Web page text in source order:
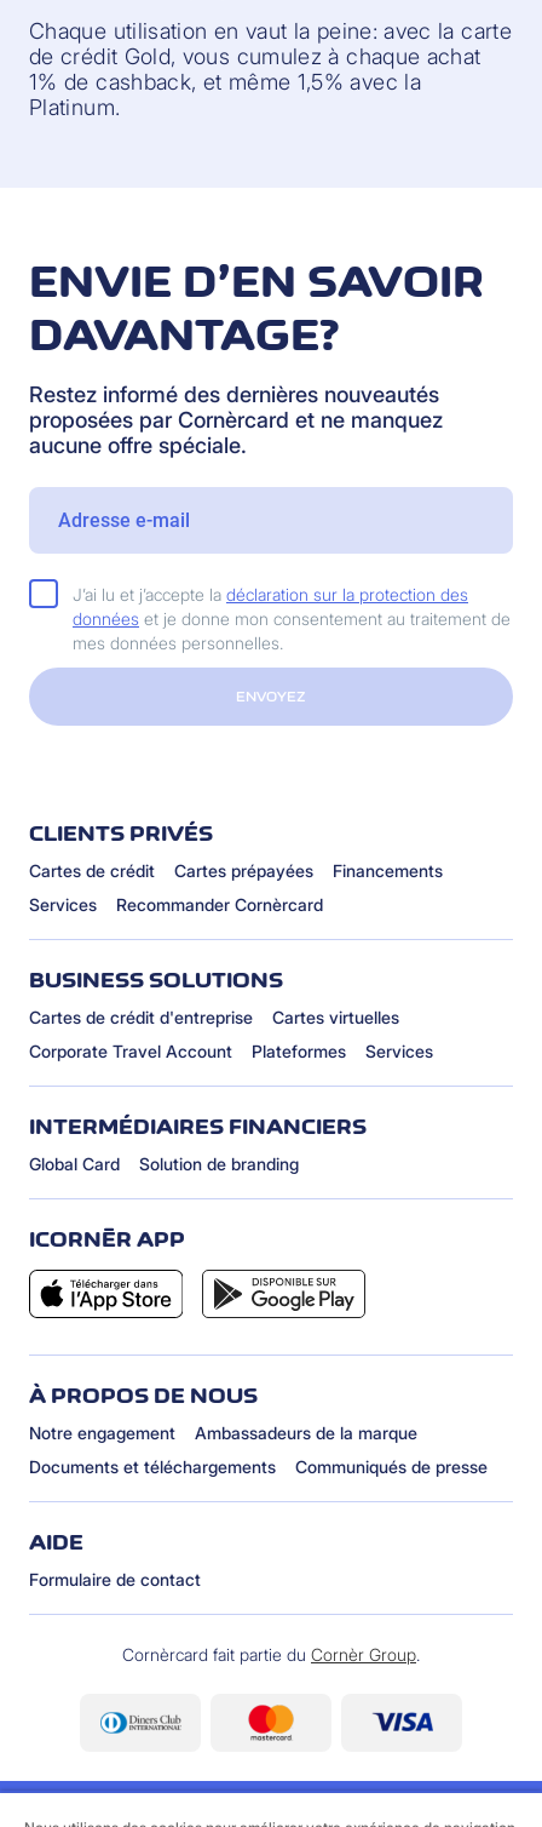
Chaque utilisation en vaut la peine: avec la carte
de crédit Gold, vous cumulez à chaque achat
1% de cashback, et même 1,5% avec la
Platinum.
ENVIE D’EN SAVOIR
DAVANTAGE?
Restez informé des dernières nouveautés
proposées par Cornèrcard et ne manquez
aucune offre spéciale.
J’ai lu et j’accepte la déclaration sur la protection des
données et je donne mon consentement au traitement de
mes données personnelles.
ENVOYEZ
CLIENTS PRIVÉS
Cartes de crédit Cartes prépayées
Financements
Services
Recommander Cornèrcard
BUSINESS SOLUTIONS
Cartes de crédit d'entreprise
Cartes virtuelles
Corporate Travel Account
Plateformes Services
INTERMÉDIAIRES FINANCIERS
Global Card Solution de branding
ICORNÈR APP
À PROPOS DE NOUS
Notre engagement
Ambassadeurs de la marque
Documents et téléchargements
Communiqués de presse
AIDE
Formulaire de contact
Cornèrcard fait partie du Cornèr Group.